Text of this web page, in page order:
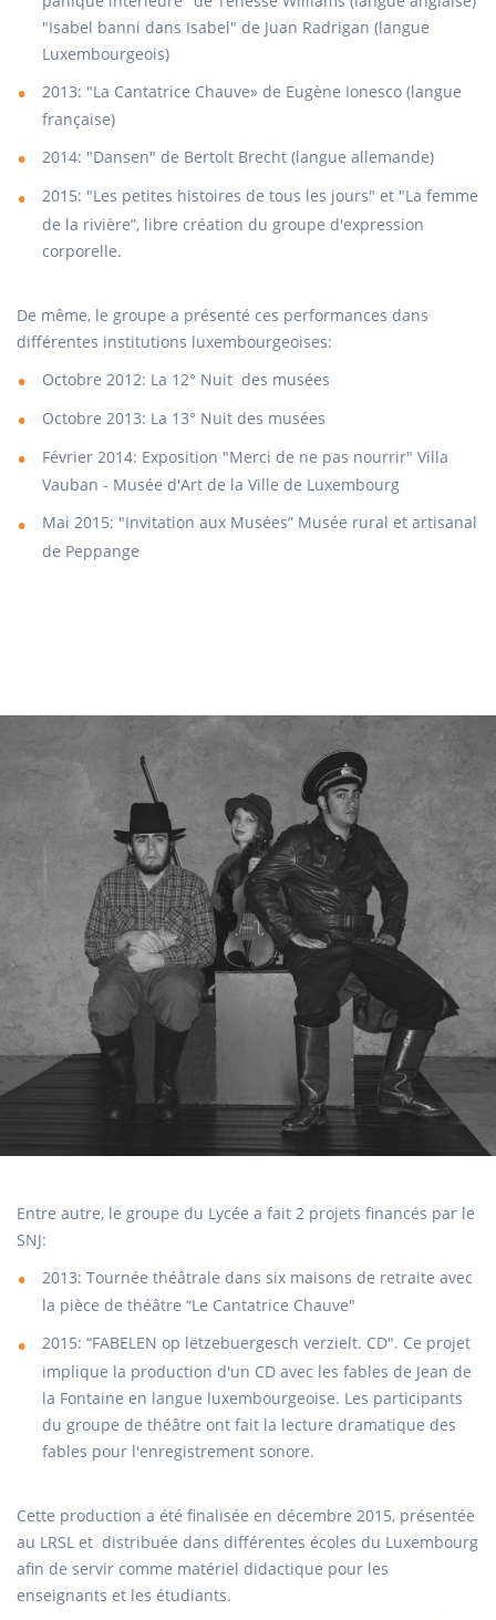
"Isabel banni dans Isabel" de Juan Radrigan (langue
Luxembourgeois)
2013: "La Cantatrice Chauve» de Eugène Ionesco (langue
française)
2014: "Dansen" de Bertolt Brecht (langue allemande)
2015: "Les petites histoires de tous les jours" et "La femme
de la rivière”, libre création du groupe d'expression
corporelle.
De même, le groupe a présenté ces performances dans
différentes institutions luxembourgeoises:
Octobre 2012: La 12° Nuit des musées
Octobre 2013: La 13° Nuit des musées
Février 2014: Exposition "Merci de ne pas nourrir" Villa
Vauban - Musée d'Art de la Ville de Luxembourg
Mai 2015: "Invitation aux Musées” Musée rural et artisanal
de Peppange
Entre autre, le groupe du Lycée a fait 2 projets financés par le
SNJ:
2013: Tournée théâtrale dans six maisons de retraite avec
la pièce de théâtre “Le Cantatrice Chauve"
2015: “FABELEN op lëtzebuergesch verzielt. CD". Ce projet
implique la production d'un CD avec les fables de Jean de
la Fontaine en langue luxembourgeoise. Les participants
du groupe de théâtre ont fait la lecture dramatique des
fables pour l'enregistrement sonore.
Cette production a été finalisée en décembre 2015, présentée
au LRSL et distribuée dans différentes écoles du Luxembourg
afin de servir comme matériel didactique pour les
enseignants et les étudiants.